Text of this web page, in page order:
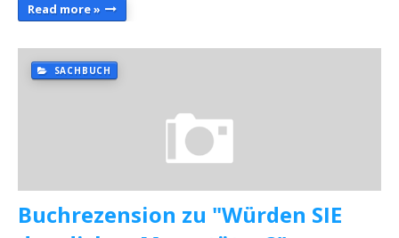
Read more »
SACHBUCH
Buchrezension zu "Würden SIE